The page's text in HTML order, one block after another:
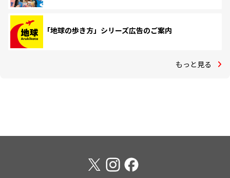
「地球の歩き方」シリーズ広告のご案内
もっと見る